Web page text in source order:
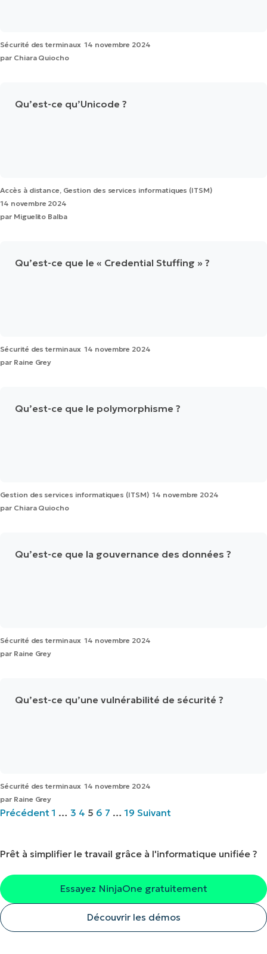
Sécurité des terminaux 14 novembre 2024
parChiara Quiocho
Qu’est-ce qu’Unicode ?
Accès à distance, Gestion des services informatiques (ITSM)
14 novembre 2024
parMiguelito Balba
Qu’est-ce que le « Credential Stuffing » ?
Sécurité des terminaux 14 novembre 2024
parRaine Grey
Qu’est-ce que le polymorphisme ?
Gestion des services informatiques (ITSM) 14 novembre 2024
parChiara Quiocho
Qu’est-ce que la gouvernance des données ?
Sécurité des terminaux 14 novembre 2024
parRaine Grey
Qu’est-ce qu’une vulnérabilité de sécurité ?
Sécurité des terminaux 14 novembre 2024
parRaine Grey
Précédent 1 … 3 4 5 6 7 … 19 Suivant
Prêt à simplifier le travail grâce à l'informatique unifiée ?
Essayez NinjaOne gratuitement
Découvrir les démos